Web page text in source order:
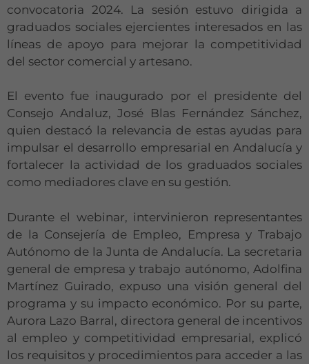
convocatoria 2024. La sesión estuvo dirigida a
graduados sociales ejercientes interesados en las
líneas de apoyo para mejorar la competitividad
del sector comercial y artesano.
El evento fue inaugurado por el presidente del
Consejo Andaluz, José Blas Fernández Sánchez,
quien destacó la relevancia de estas ayudas para
impulsar el desarrollo empresarial en Andalucía y
fortalecer la actividad de los graduados sociales
como mediadores clave en su gestión.
Durante el webinar, intervinieron representantes
de la Consejería de Empleo, Empresa y Trabajo
Autónomo de la Junta de Andalucía. La secretaria
general de empresa y trabajo autónomo, Adolfina
Martínez Guirado, expuso una visión general del
programa y su impacto económico. Por su parte,
Aurora Lazo Barral, directora general de incentivos
al empleo y competitividad empresarial, explicó
los requisitos y procedimientos para acceder a las